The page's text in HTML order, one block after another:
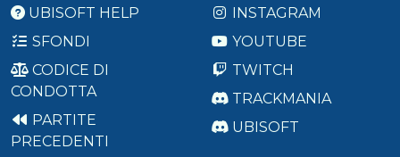
UBISOFT HELP
SFONDI
CODICE DI
CONDOTTA
PARTITE
PRECEDENTI
INSTAGRAM
YOUTUBE
TWITCH
TRACKMANIA
UBISOFT